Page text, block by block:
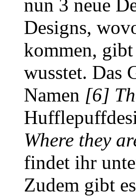
nun 3 neue
Designs,
kommen,
wusstet. Das
Namen [6]
Where they
findet ihr
Zudem gibt